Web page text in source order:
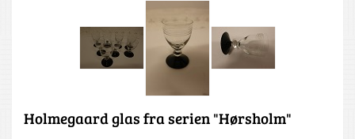
Holmegaard glas fra serien "Hørsholm"